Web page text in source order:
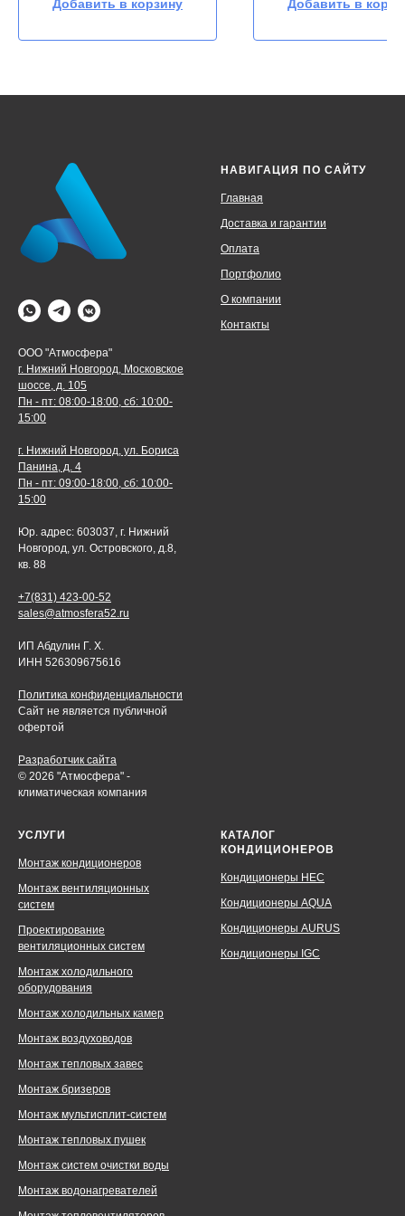
A +++/ А++
Розничная цена:
Добавить в корзину
A ++/ А+
Розничная цена:
Добавить в
ООО "Атмосфера"
г. Нижний Новгород, Московское
шоссе, д. 105
Пн - пт: 08:00-18:00, сб: 10:00-
15:00
г. Нижний Новгород, ул. Бориса
Панина, д. 4
Пн - пт: 09:00-18:00, сб: 10:00-
15:00
Юр. адрес: 603037, г. Нижний
Новгород, ул. Островского, д.8,
кв. 88
+7(831) 423-00-52
sales@atmosfera52.ru
ИП Абдулин Г. Х.
ИНН 526309675616
Политика конфиденциальности
Сайт не является публичной
офертой
Разработчик сайта
© 2026 "Атмосфера" -
климатическая компания
НАВИГАЦИЯ ПО САЙТУ
Главная
Доставка и гарантии
Оплата
Портфолио
О компании
Контакты
УСЛУГИ
Монтаж кондиционеров
Монтаж вентиляционных
систем
Проектирование
вентиляционных систем
Монтаж холодильного
оборудования
Монтаж холодильных камер
Монтаж воздуховодов
Монтаж тепловых завес
Монтаж бризеров
Монтаж мультисплит-систем
Монтаж тепловых пушек
Монтаж систем очистки воды
Монтаж водонагревателей
КАТАЛОГ
КОНДИЦИОНЕРОВ
Кондиционеры HEC
Кондиционеры AQUA
Кондиционеры AURUS
Кондиционеры IGC